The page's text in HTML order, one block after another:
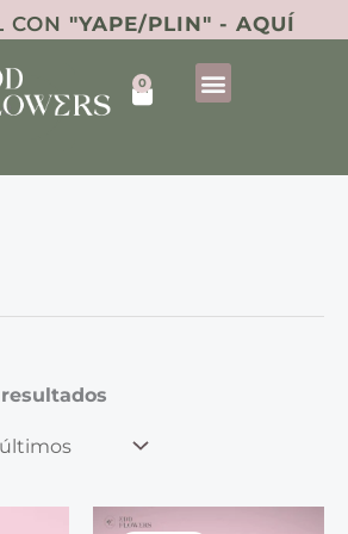
CON "YAPE/PLIN" - AQUÍ
0
Cart
Ordenado
por
los